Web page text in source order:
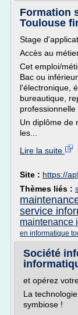
Formation
Toulouse
Stage
Accès au
Cet emploi/
Bac ou
l'électronique,
bureautique,
Un diplôme de
les...
Lire la suite
Site : https://
Thèmes liés :
service
maintenance
en informatique
Société
et opérez
La
symbiose !